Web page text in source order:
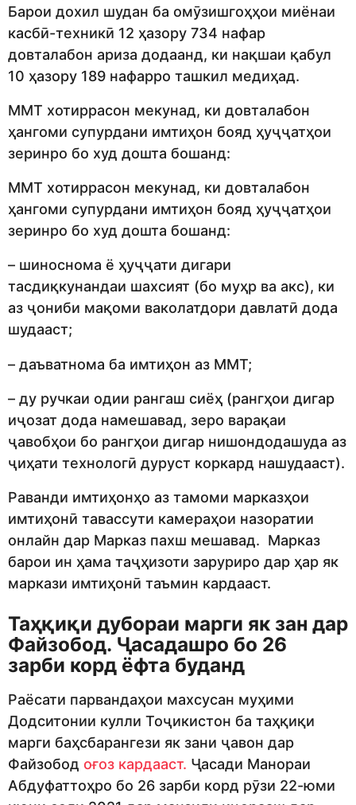
Барои дохил шудан ба омӯзишгоҳҳои миёнаи
касбӣ-техникӣ 12 ҳазору 734 нафар
довталабон ариза додаанд, ки нақшаи қабул
10 ҳазору 189 нафарро ташкил медиҳад.
ММТ хотиррасон мекунад, ки довталабон
ҳангоми супурдани имтиҳон бояд ҳуҷҷатҳои
зеринро бо худ дошта бошанд:
ММТ хотиррасон мекунад, ки довталабон
ҳангоми супурдани имтиҳон бояд ҳуҷҷатҳои
зеринро бо худ дошта бошанд:
– шиноснома ё ҳуҷҷати дигари
тасдиқкунандаи шахсият (бо муҳр ва акс), ки
аз ҷониби мақоми ваколатдори давлатӣ дода
шудааст;
– даъватнома ба имтиҳон аз ММТ;
– ду ручкаи одии рангаш сиёҳ (рангҳои дигар
иҷозат дода намешавад, зеро варақаи
ҷавобҳои бо рангҳои дигар нишондодашуда аз
ҷиҳати технологӣ дуруст коркард нашудааст).
Раванди имтиҳонҳо аз тамоми марказҳои
имтиҳонӣ тавассути камераҳои назоратии
онлайн дар Марказ пахш мешавад. Марказ
барои ин ҳама таҷҳизоти заруриро дар ҳар як
маркази имтиҳонӣ таъмин кардааст.
Таҳқиқи дубораи марги як зан дар
Файзобод. Ҷасадашро бо 26
зарби корд ёфта буданд
Раёсати парвандаҳои махсусан муҳими
Додситонии кулли Тоҷикистон ба таҳқиқи
марги баҳсбарангези як зани ҷавон дар
Файзобод оғоз кардааст. Ҷасади Манораи
Абдуфаттоҳро бо 26 зарби корд рӯзи 22-юми